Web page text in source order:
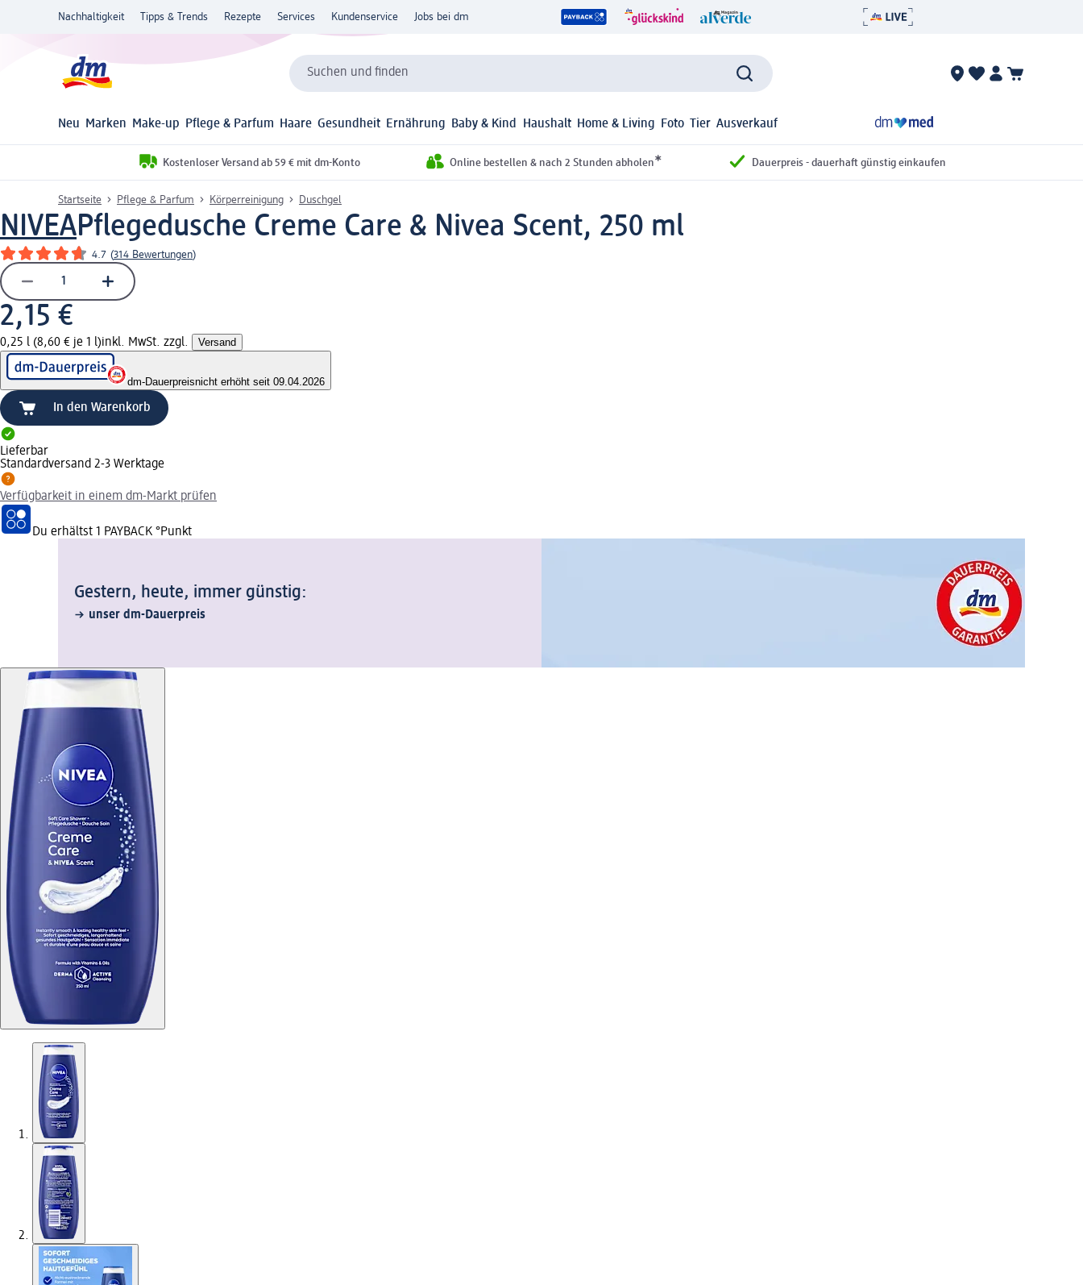
Nachhaltigkeit Tipps & Trends Rezepte Services Kundenservice Jobs bei dm
Suchen und finden
Neu Marken Make-up Pflege & Parfum Haare Gesundheit Ernährung Baby & Kind Haushalt Home & Living Foto Tier Ausverkauf
Kostenloser Versand ab 59 € mit dm-Konto Online bestellen & nach 2 Stunden abholen* Dauerpreis - dauerhaft günstig einkaufen
Startseite Pflege & Parfum Körperreinigung Duschgel
NIVEAPflegedusche Creme Care & Nivea Scent, 250 ml
4.7 (314 Bewertungen)
2,15 €
0,25 l (8,60 € je 1 l)inkl. MwSt. zzgl. Versand
dm-Dauerpreisnicht erhöht seit 09.04.2026
In den Warenkorb
Lieferbar
Standardversand 2-3 Werktage
Verfügbarkeit in einem dm-Markt prüfen
Du erhältst 1 PAYBACK °Punkt
Gestern, heute, immer günstig:
unser dm-Dauerpreis